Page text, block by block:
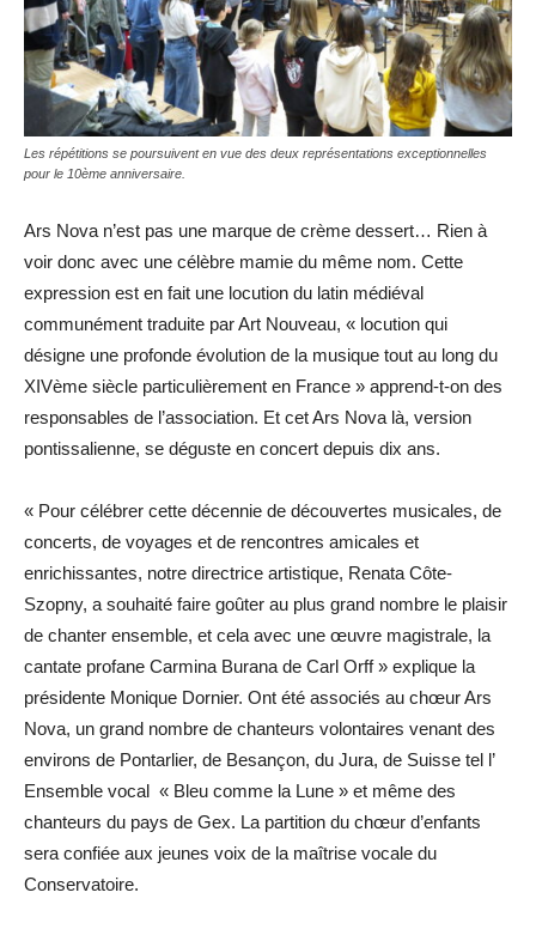
Les répétitions se poursuivent en vue des deux représentations exceptionnelles
pour le 10ème anniversaire.
Ars Nova n’est pas une marque de crème dessert… Rien à
voir donc avec une célèbre mamie du même nom. Cette
expression est en fait une locution du latin médiéval
communément traduite par Art Nouveau, « locution qui
désigne une profonde évolution de la musique tout au long du
XIVème siècle particulièrement en France » apprend-t-on des
responsables de l’association. Et cet Ars Nova là, version
pontissalienne, se déguste en concert depuis dix ans.
« Pour célébrer cette décennie de découvertes musicales, de
concerts, de voyages et de rencontres amicales et
enrichissantes, notre directrice artistique, Renata Côte-
Szopny, a souhaité faire goûter au plus grand nombre le plaisir
de chanter ensemble, et cela avec une œuvre magistrale, la
cantate profane Carmina Burana de Carl Orff » explique la
présidente Monique Dornier. Ont été associés au chœur Ars
Nova, un grand nombre de chanteurs volontaires venant des
environs de Pontarlier, de Besançon, du Jura, de Suisse tel l’
Ensemble vocal « Bleu comme la Lune » et même des
chanteurs du pays de Gex. La partition du chœur d’enfants
sera confiée aux jeunes voix de la maîtrise vocale du
Conservatoire.